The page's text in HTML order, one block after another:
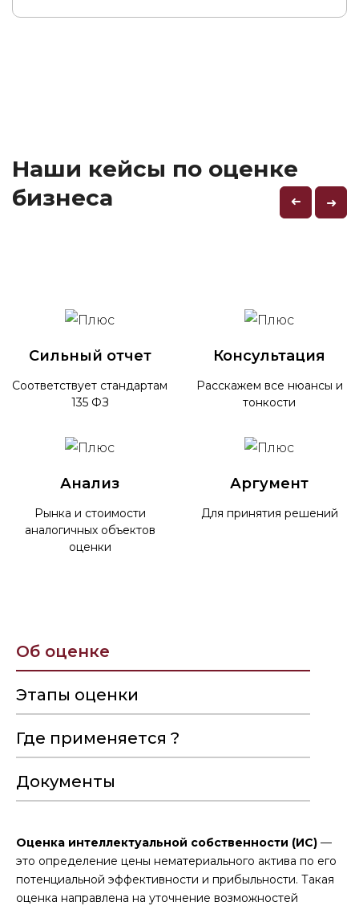
Наши кейсы по оценке
бизнеса
➜ ➜
Сильный отчет
Соответствует стандартам
135 ФЗ
Консультация
Расскажем все нюансы и
тонкости
Анализ
Рынка и стоимости
аналогичных объектов
оценки
Аргумент
Для принятия решений
Об оценке
Этапы оценки
Где применяется ?
Документы
Оценка интеллектуальной собственности (ИС) —
это определение цены нематериального актива по его
потенциальной эффективности и прибыльности. Такая
оценка направлена на уточнение возможностей